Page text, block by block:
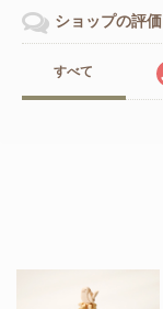
ショップの評価
すべて